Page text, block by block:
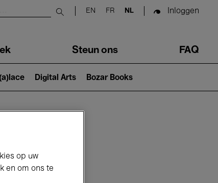
Submit search
EN FR NL Inloggen
Steun ons FAQ
Digital Arts Bozar Books
op uw
en om ons te